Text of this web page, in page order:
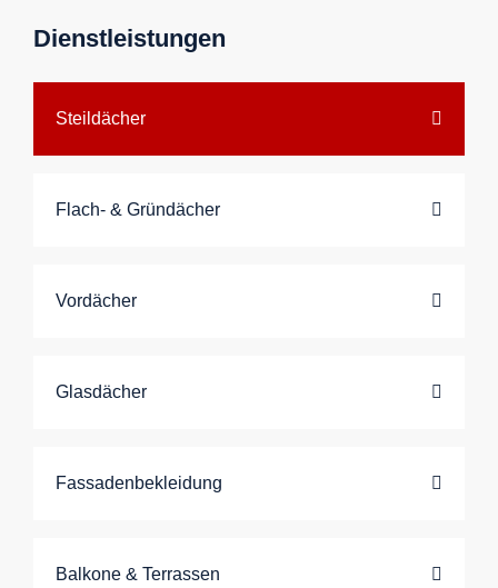
Dienstleistungen
Steildächer
Flach- & Gründächer
Vordächer
Glasdächer
Fassadenbekleidung
Balkone & Terrassen